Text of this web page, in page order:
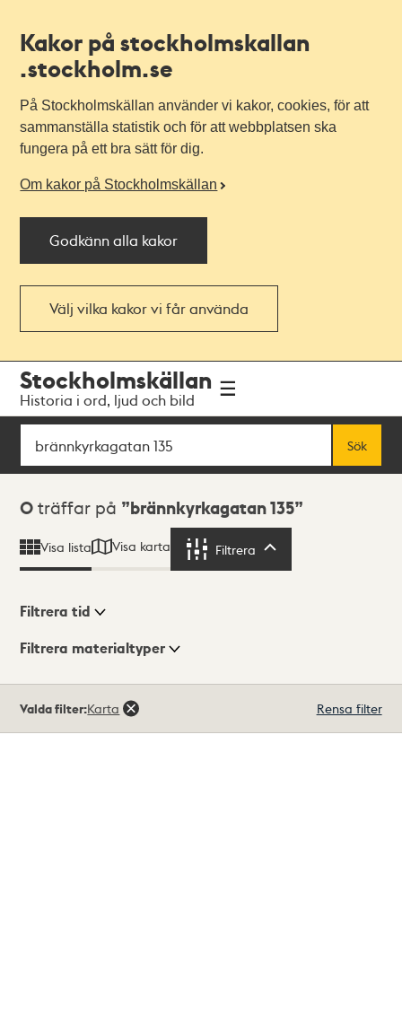
Kakor på stockholmskallan
.stockholm.se
På Stockholmskällan använder vi kakor, cookies, för att
sammanställa statistik och för att webbplatsen ska
fungera på ett bra sätt för dig.
Om kakor på Stockholmskällan
Godkänn alla kakor
Välj vilka kakor vi får använda
navigationen
huvudinnehållet
Stockholmskällan
Historia i ord, ljud och bild
Sök
Sök
Sökresultat
0 träffar på brännkyrkagatan 135
Visa lista Visa karta Filtrera
Visningsläge
Filtrera tid
Filtrera materialtyper
träffar
Valda filter:Karta Rensa filter